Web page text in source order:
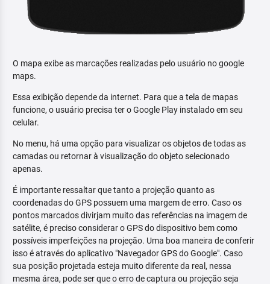
O mapa exibe as marcações realizadas pelo usuário no google
maps.
Essa exibição depende da internet. Para que a tela de mapas
funcione, o usuário precisa ter o Google Play instalado em seu
celular.
No menu, há uma opção para visualizar os objetos de todas as
camadas ou retornar à visualização do objeto selecionado
apenas.
É importante ressaltar que tanto a projeção quanto as
coordenadas do GPS possuem uma margem de erro. Caso os
pontos marcados divirjam muito das referências na imagem de
satélite, é preciso considerar o GPS do dispositivo bem como
possíveis imperfeições na projeção. Uma boa maneira de conferir
isso é através do aplicativo "Navegador GPS do Google". Caso
sua posição projetada esteja muito diferente da real, nessa
mesma área, pode ser que o erro de captura ou projeção seja